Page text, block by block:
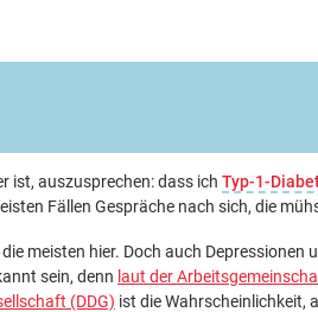
ist, auszusprechen: dass ich Typ-1-
Fällen Gespräche nach sich, die
die meisten hier. Doch auch Depressionen
sein, denn laut der
(DDG) ist die Wahrscheinlichkeit,